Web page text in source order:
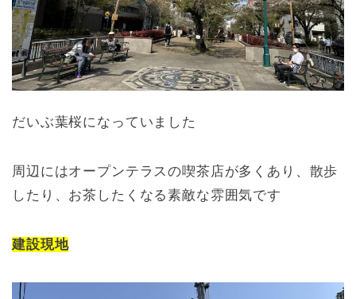
だいぶ葉桜になっていました
周辺にはオープンテラスの喫茶店が多くあり、散歩
したり、お茶したくなる素敵な雰囲気です
建設現地